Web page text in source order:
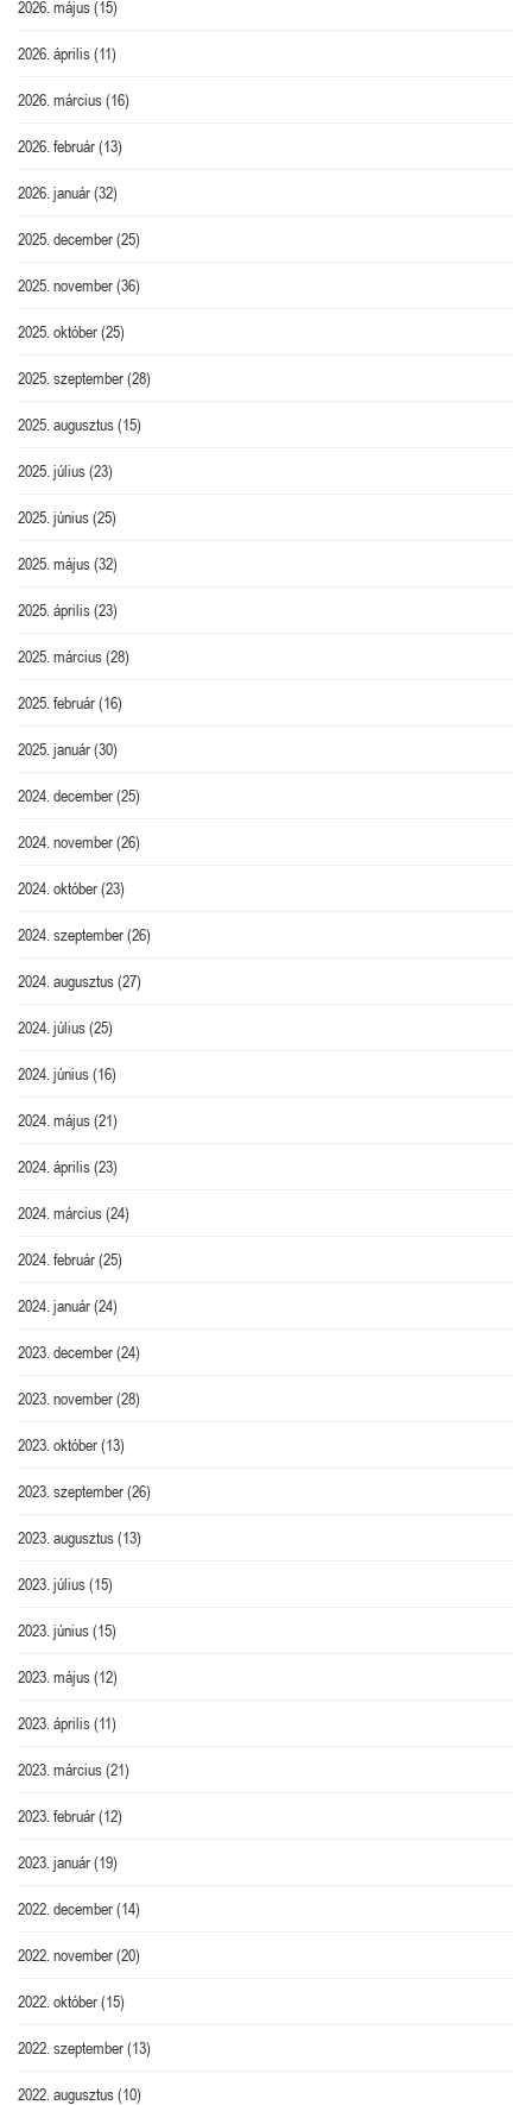
2026. május(15)
2026. április(11)
2026. március(16)
2026. február(13)
2026. január(32)
2025. december(25)
2025. november(36)
2025. október(25)
2025. szeptember(28)
2025. augusztus(15)
2025. július(23)
2025. június(25)
2025. május(32)
2025. április(23)
2025. március(28)
2025. február(16)
2025. január(30)
2024. december(25)
2024. november(26)
2024. október(23)
2024. szeptember(26)
2024. augusztus(27)
2024. július(25)
2024. június(16)
2024. május(21)
2024. április(23)
2024. március(24)
2024. február(25)
2024. január(24)
2023. december(24)
2023. november(28)
2023. október(13)
2023. szeptember(26)
2023. augusztus(13)
2023. július(15)
2023. június(15)
2023. május(12)
2023. április(11)
2023. március(21)
2023. február(12)
2023. január(19)
2022. december(14)
2022. november(20)
2022. október(15)
2022. szeptember(13)
2022. augusztus(10)